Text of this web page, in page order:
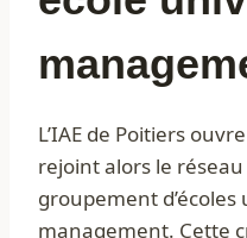
L’IAE de Poitiers
rejoint alors le
groupement
management. Cette